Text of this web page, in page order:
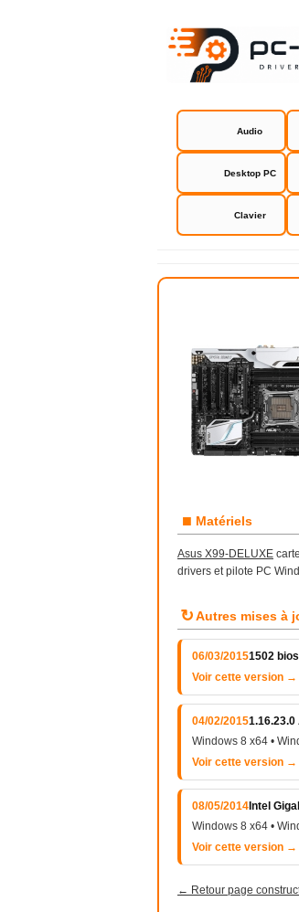
Audio
Desktop PC
Clavier
■ Matériels
Asus X99-DELUXE
drivers et pilote PC
↻Autres mises à
06/03/20151502
Voir cette version →
04/02/20151.16.23.0
Windows 8 x64 •
Voir cette version →
08/05/2014 Intel
Windows 8 x64 •
Voir cette version →
← Retour page